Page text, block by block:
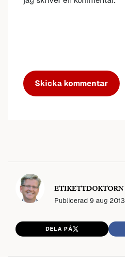
ETIKETTDOKTORN
Publicerad 9 aug 2013
DELA PÅ